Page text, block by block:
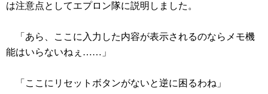
は注意点としてエプロン隊に説明しました。
「あら、ここに入力した内容が表示されるのならメモ機
能はいらないねぇ……」
「ここにリセットボタンがないと逆に困るわね」